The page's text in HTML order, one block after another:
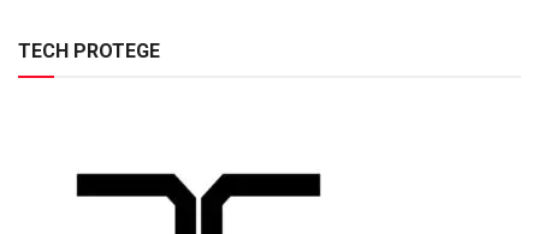
TECH PROTEGE